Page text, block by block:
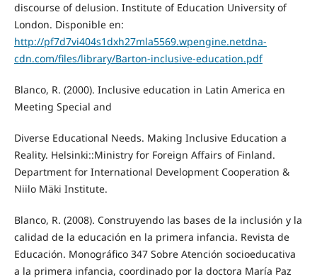
discourse of delusion. Institute of Education University of
London. Disponible en:
http://pf7d7vi404s1dxh27mla5569.wpengine.netdna-
cdn.com/files/library/Barton-inclusive-education.pdf
Blanco, R. (2000). Inclusive education in Latin America en
Meeting Special and
Diverse Educational Needs. Making Inclusive Education a
Reality. Helsinki::Ministry for Foreign Affairs of Finland.
Department for International Development Cooperation &
Niilo Mäki Institute.
Blanco, R. (2008). Construyendo las bases de la inclusión y la
calidad de la educación en la primera infancia. Revista de
Educación. Monográfico 347 Sobre Atención socioeducativa
a la primera infancia, coordinado por la doctora María Paz